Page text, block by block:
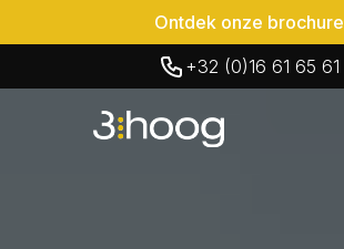
Ontdek onze brochure
+32 (0)16 61 65 61